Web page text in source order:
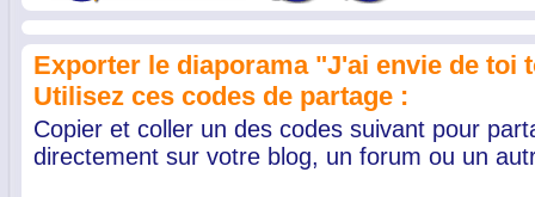
Exporter le diaporama "J'ai envie de toi
Utilisez ces codes de partage :
Copier et coller un des codes suivant pour
directement sur votre blog, un forum ou un